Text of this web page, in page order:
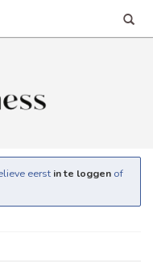
eerst in te loggen of